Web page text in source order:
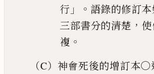
行 」。 語錄的修訂
三部書分的清楚 ，
複 。
（C）神會死後的增訂本